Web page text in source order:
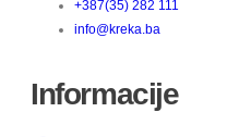
+387(35) 282 111
info@kreka.ba
Informacije